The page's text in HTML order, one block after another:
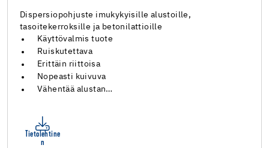
Dispersiopohjuste imukykyisille alustoille,
tasoitekerroksille ja betonilattioille
Käyttövalmis tuote
Ruiskutettava
Erittäin riittoisa
Nopeasti kuivuva
Vähentää alustan…
Tietolehtine
n